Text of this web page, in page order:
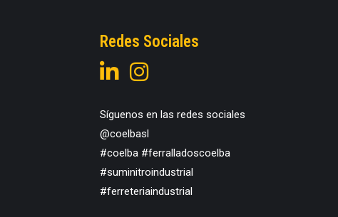
Redes Sociales
Síguenos en las redes sociales
@coelbasl
#coelba #ferralladoscoelba
#suminitroindustrial
#ferreteriaindustrial